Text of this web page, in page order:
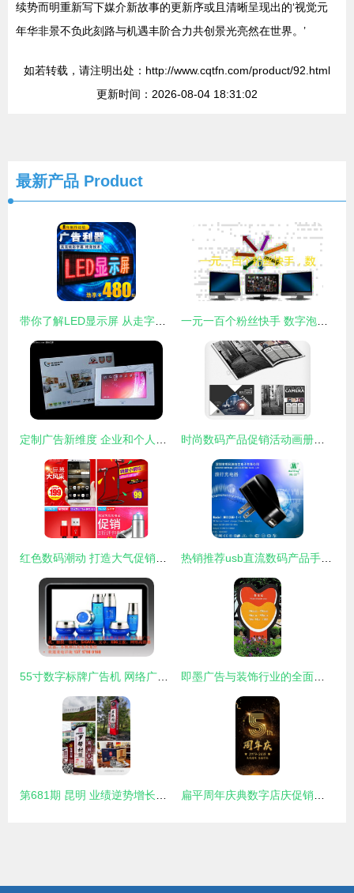
续势而明重新写下媒介新故事的更新序或且清晰呈现出的‘视觉元
年华非景不负此刻路与机遇丰阶合力共创景光亮然在世界。’
如若转载，请注明出处：http://www.cqtfn.com/product/92.html
更新时间：2026-08-04 18:31:02
最新产品 Product